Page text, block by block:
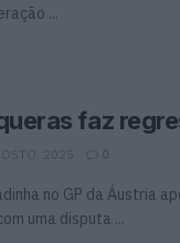
...
faz
2025 0
no GP da Áustria
uma disputa ...